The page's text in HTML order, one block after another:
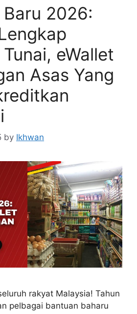
2026:
eWallet
Asas Yang
by Ikhwan
rakyat Malaysia! Tahun
pelbagai bantuan baharu